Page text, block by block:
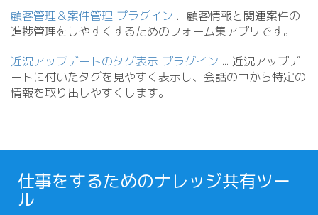
顧客管理＆案件管理 プラグイン ... 顧客情報と関連案件の
進捗管理をしやすくするためのフォーム集アプリです。
近況アップデートのタグ表示 プラグイン ... 近況アップデ
ートに付いたタグを見やすく表示し、会話の中から特定の
情報を取り出しやすくします。
仕事をするためのナレッジ共有ツー
ル